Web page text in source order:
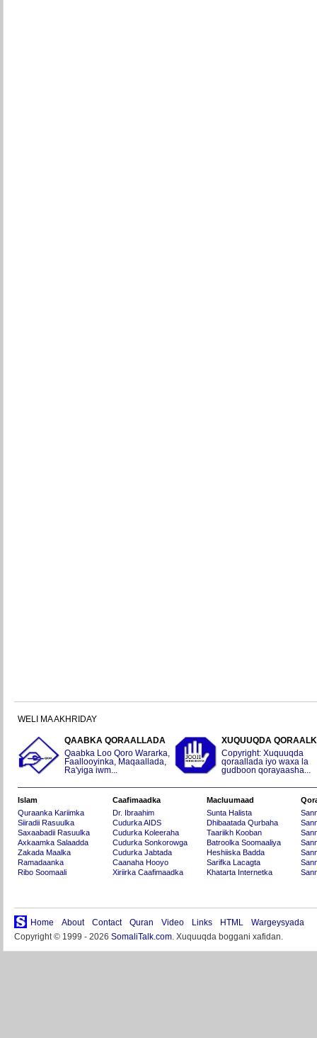
WELI MA AKHRIDAY
QAABKA QORAALLADA
Qaabka Loo Qoro Wararka,
Faallooyinka, Maqaallada,
Ra'yiga iwm...
XUQUUQDA
Copyright: Xuquuqda
qoraallada iyo waxa la
gudboon qorayaasha...
Islam
Quraanka Kariimka
Siiradii Rasuulka
Saxaabadii Rasuulka
Axkaamka Salaadda
Zakada Maalka
Ramadaanka
Ribo Soomaali
Caafimaadka
Dr. Ibraahim
Cudurka AIDS
Cudurka Koleeraha
Cudurka Sonkorowga
Cudurka Jabtada
Caanaha Hooyo
Xiriirka Caafimaadka
Macluumaad
Sunta Halista
Dhibaatada Qurbaha
Taariikh Kooban
Batroolka Soomaaliya
Heshiiska Badda
Sarifka Lacagta
Khatarta Internetka
Home About Contact Quran Video Links HTML
Wargeysyada
Copyright © 1999 - 2026 SomaliTalk.com. Xuquuqda boggani xafidan.